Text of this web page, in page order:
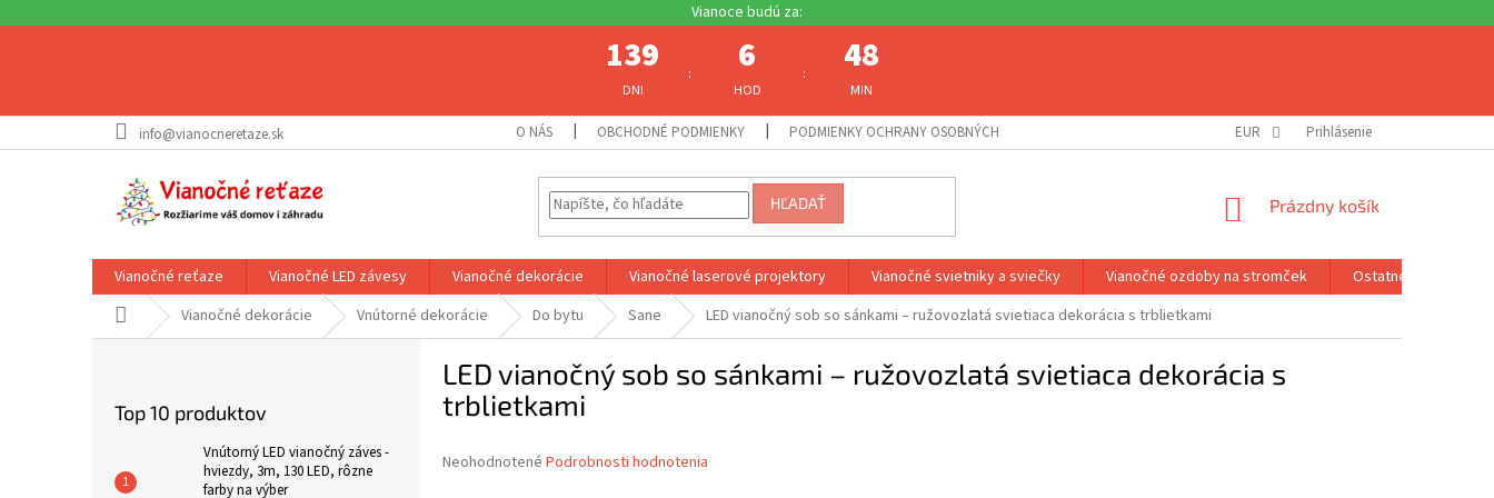
139
DNI
: 6
HOD
: 48
MIN
na
info@vianocneretaze.sk O NÁS OBCHODNÉ PODMIENKY PODMIENKY OCHRANY OSOBNÝCH ÚDAJOV REKLAMÁCIA A VRÁTENIE
EUR Prihlásenie
HĽADAŤ
NÁKUPNÝ
Prázdny košík
Vianočné reťaze Vianočné LED závesy Vianočné dekorácie Vianočné laserové projektory Vianočné svietniky a sviečky Vianočné ozdoby na stromček
Ostatné
DomovVianočné dekorácie Vnútorné dekorácie Do bytu Sane LED vianočný sob so sánkami – ružovozlatá svietiaca dekorácia s trblietkami
Top 10 produktov
Vnútorný LED vianočný záves -
hviezdy, 3m, 130 LED, rôzne
farby na výber
LED vianočný sob so sánkami – ružovozlatá svietiaca dekorácia s
trblietkami
Priemerné
Neohodnotené Podrobnosti hodnotenia